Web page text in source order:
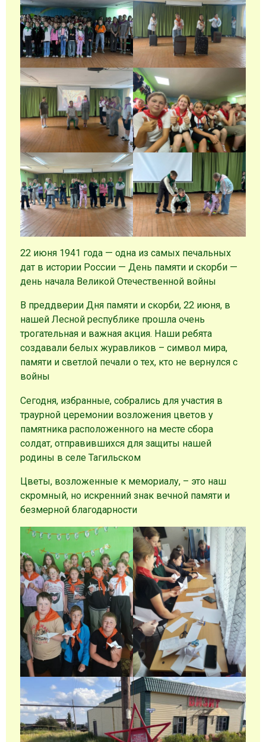
22 июня 1941 года — одна из самых печальных
дат в истории России — День памяти и скорби —
день начала Великой Отечественной войны
В преддверии Дня памяти и скорби, 22 июня, в
нашей Лесной республике прошла очень
трогательная и важная акция. Наши ребята
создавали белых журавликов – символ мира,
памяти и светлой печали о тех, кто не вернулся с
войны
Сегодня, избранные, собрались для участия в
траурной церемонии возложения цветов у
памятника расположенного на месте сбора
солдат, отправившихся для защиты нашей
родины в селе Тагильском
Цветы, возложенные к мемориалу, – это наш
скромный, но искренний знак вечной памяти и
безмерной благодарности